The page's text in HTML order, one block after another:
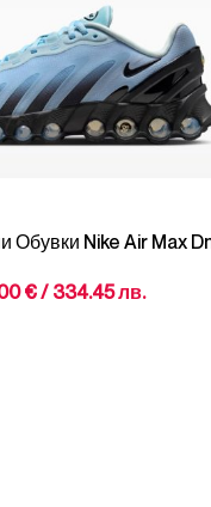
Обувки Nike Air Max
€/ 334.45 лв.